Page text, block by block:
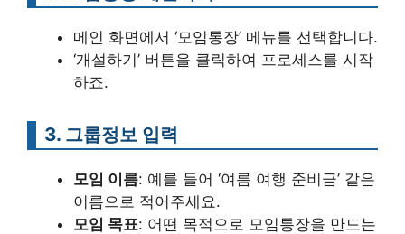
메인 화면에서 ‘모임통장’ 메뉴를 선택합니다.
‘개설하기’ 버튼을 클릭하여 프로세스를 시작
하죠.
3. 그룹정보 입력
모임 이름: 예를 들어 ‘여름 여행 준비금’ 같은
이름으로 적어주세요.
모임 목표: 어떤 목적으로 모임통장을 만드는